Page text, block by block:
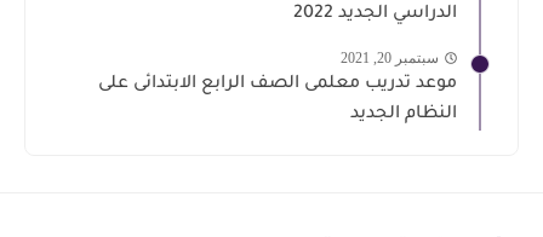
الدراسي الجديد 2022
سبتمبر 20, 2021
موعد تدريب معلمى الصف الرابع الابتدائى على
النظام الجديد